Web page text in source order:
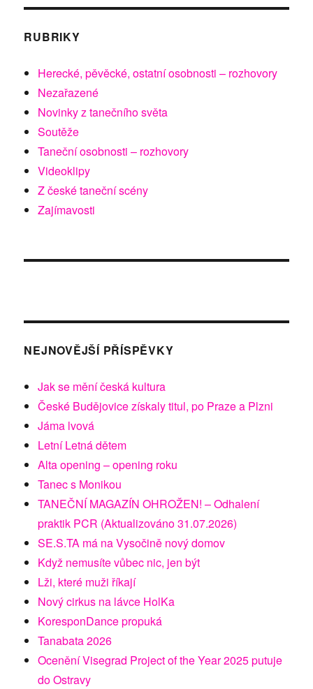
RUBRIKY
Herecké, pěvěcké, ostatní osobnosti – rozhovory
Nezařazené
Novinky z tanečního světa
Soutěže
Taneční osobnosti – rozhovory
Videoklipy
Z české taneční scény
Zajímavosti
NEJNOVĚJŠÍ PŘÍSPĚVKY
Jak se mění česká kultura
České Budějovice získaly titul, po Praze a Plzni
Jáma lvová
Letní Letná dětem
Alta opening – opening roku
Tanec s Monikou
TANEČNÍ MAGAZÍN OHROŽEN! – Odhalení
praktik PCR (Aktualizováno 31.07.2026)
SE.S.TA má na Vysočině nový domov
Když nemusíte vůbec nic, jen být
Lži, které muži říkají
Nový cirkus na lávce HolKa
KoresponDance propuká
Tanabata 2026
Ocenění Visegrad Project of the Year 2025 putuje
do Ostravy